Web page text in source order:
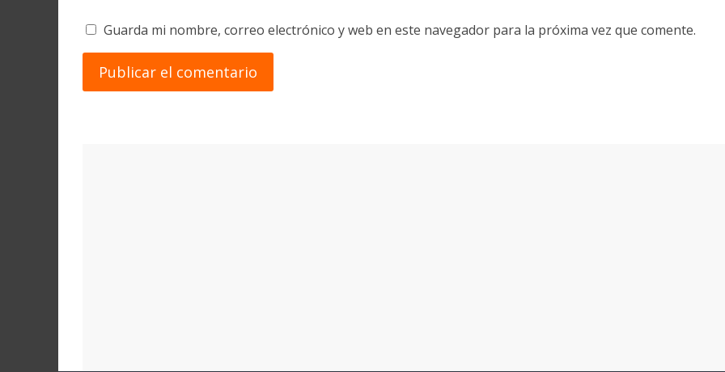
Guarda mi nombre, correo electrónico y web en este navegador para la próxima vez que comente.